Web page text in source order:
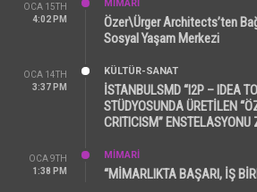
OCA 15TH
4:02 PM
MİMARİ
Özer\Ürger Architects’ten
Sosyal Yaşam Merkezi
OCA 14TH
3:37 PM
KÜLTÜR-SANAT
İSTANBULSMD “I2P – IDEA
STÜDYOSUNDA ÜRETİLEN
CRITICISM” ENSTELASYONU
OCA 9TH
1:38 PM
MİMARİ
“MİMARLIKTA BAŞARI, İŞ